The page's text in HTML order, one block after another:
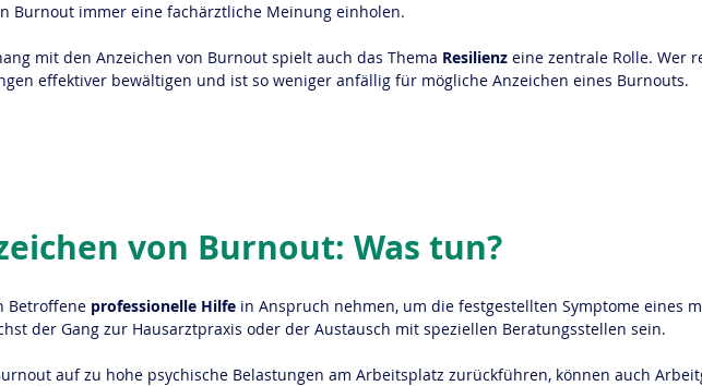
Burnout immer eine fachärztliche Meinung einholen.
mit den Anzeichen von Burnout spielt auch das Thema Resilienz eine zentrale Rolle. Wer
effektiver bewältigen und ist so weniger anfällig für mögliche Anzeichen eines Burnouts.
von Burnout: Was tun?
Betroffene professionelle Hilfe in Anspruch nehmen, um die festgestellten Symptome eines
der Gang zur Hausarztpraxis oder der Austausch mit speziellen Beratungsstellen sein.
auf zu hohe psychische Belastungen am Arbeitsplatz zurückführen, können auch